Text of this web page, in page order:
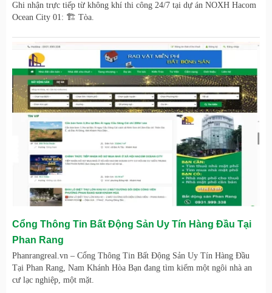
Ghi nhận trực tiếp từ không khí thi công 24/7 tại dự án NOXH Hacom
Ocean City 01: 🏗️ Tòa.
Cổng Thông Tin Bất Động Sản Uy Tín Hàng Đầu Tại
Phan Rang
Phanrangreal.vn – Cổng Thông Tin Bất Động Sản Uy Tín Hàng Đầu
Tại Phan Rang, Nam Khánh Hòa Bạn đang tìm kiếm một ngôi nhà an
cư lạc nghiệp, một mặt.